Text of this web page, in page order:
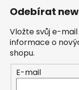
Odebírat
Vložte svůj e-
informace o
shopu.
E-mail